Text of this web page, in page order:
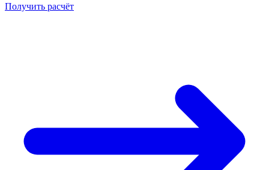
Получить расчёт